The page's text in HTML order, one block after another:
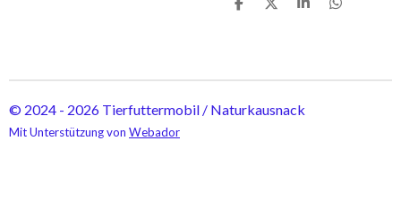
T
n
T
n
T
n
T
n
© 2024 - 2026 Tierfuttermobil / Naturkausnack
Mit Unterstützung von Webador